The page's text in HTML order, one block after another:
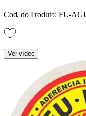
Cod. do Produto: FU-
Ver vídeo